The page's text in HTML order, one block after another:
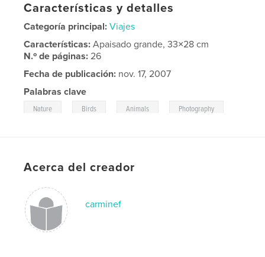
Características y detalles
Categoría principal: Viajes
Características:Apaisado grande, 33×28 cm
N.º de páginas:26
Fecha de publicación: nov. 17, 2007
Palabras clave
Nature Birds Animals Photography
Acerca del creador
carminef